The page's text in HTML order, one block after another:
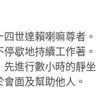
世達賴喇嘛尊者。
歇地持續工作著。
進行數小時的靜坐
面及幫助他人。